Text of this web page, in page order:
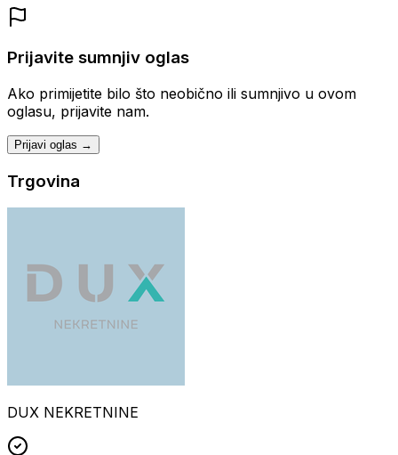
Prijavite sumnjiv oglas
Ako primijetite bilo što neobično ili sumnjivo u ovom
oglasu, prijavite nam.
Prijavi oglas →
Trgovina
DUX NEKRETNINE